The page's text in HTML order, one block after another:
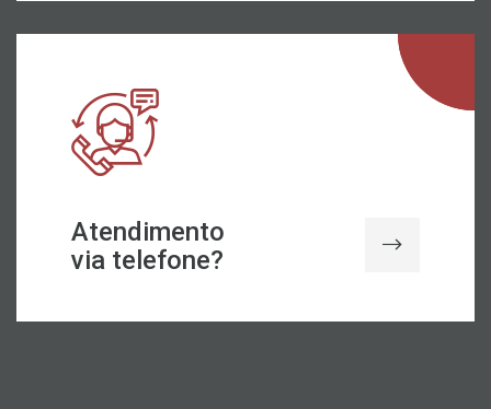
Atendimento
via telefone?